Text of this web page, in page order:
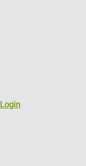
Login